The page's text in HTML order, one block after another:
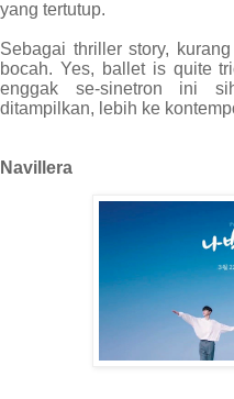
yang tertutup.
Sebagai thriller story,
bocah. Yes, ballet is quite
enggak se-sinetron ini
ditampilkan, lebih ke
Navillera